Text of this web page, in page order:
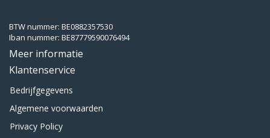
BTW nummer: BE0882357530
Iban nummer: BE87779590076494
Meer informatie
Klantenservice
Bedrijfgegevens
Algemene voorwaarden
Privacy Policy